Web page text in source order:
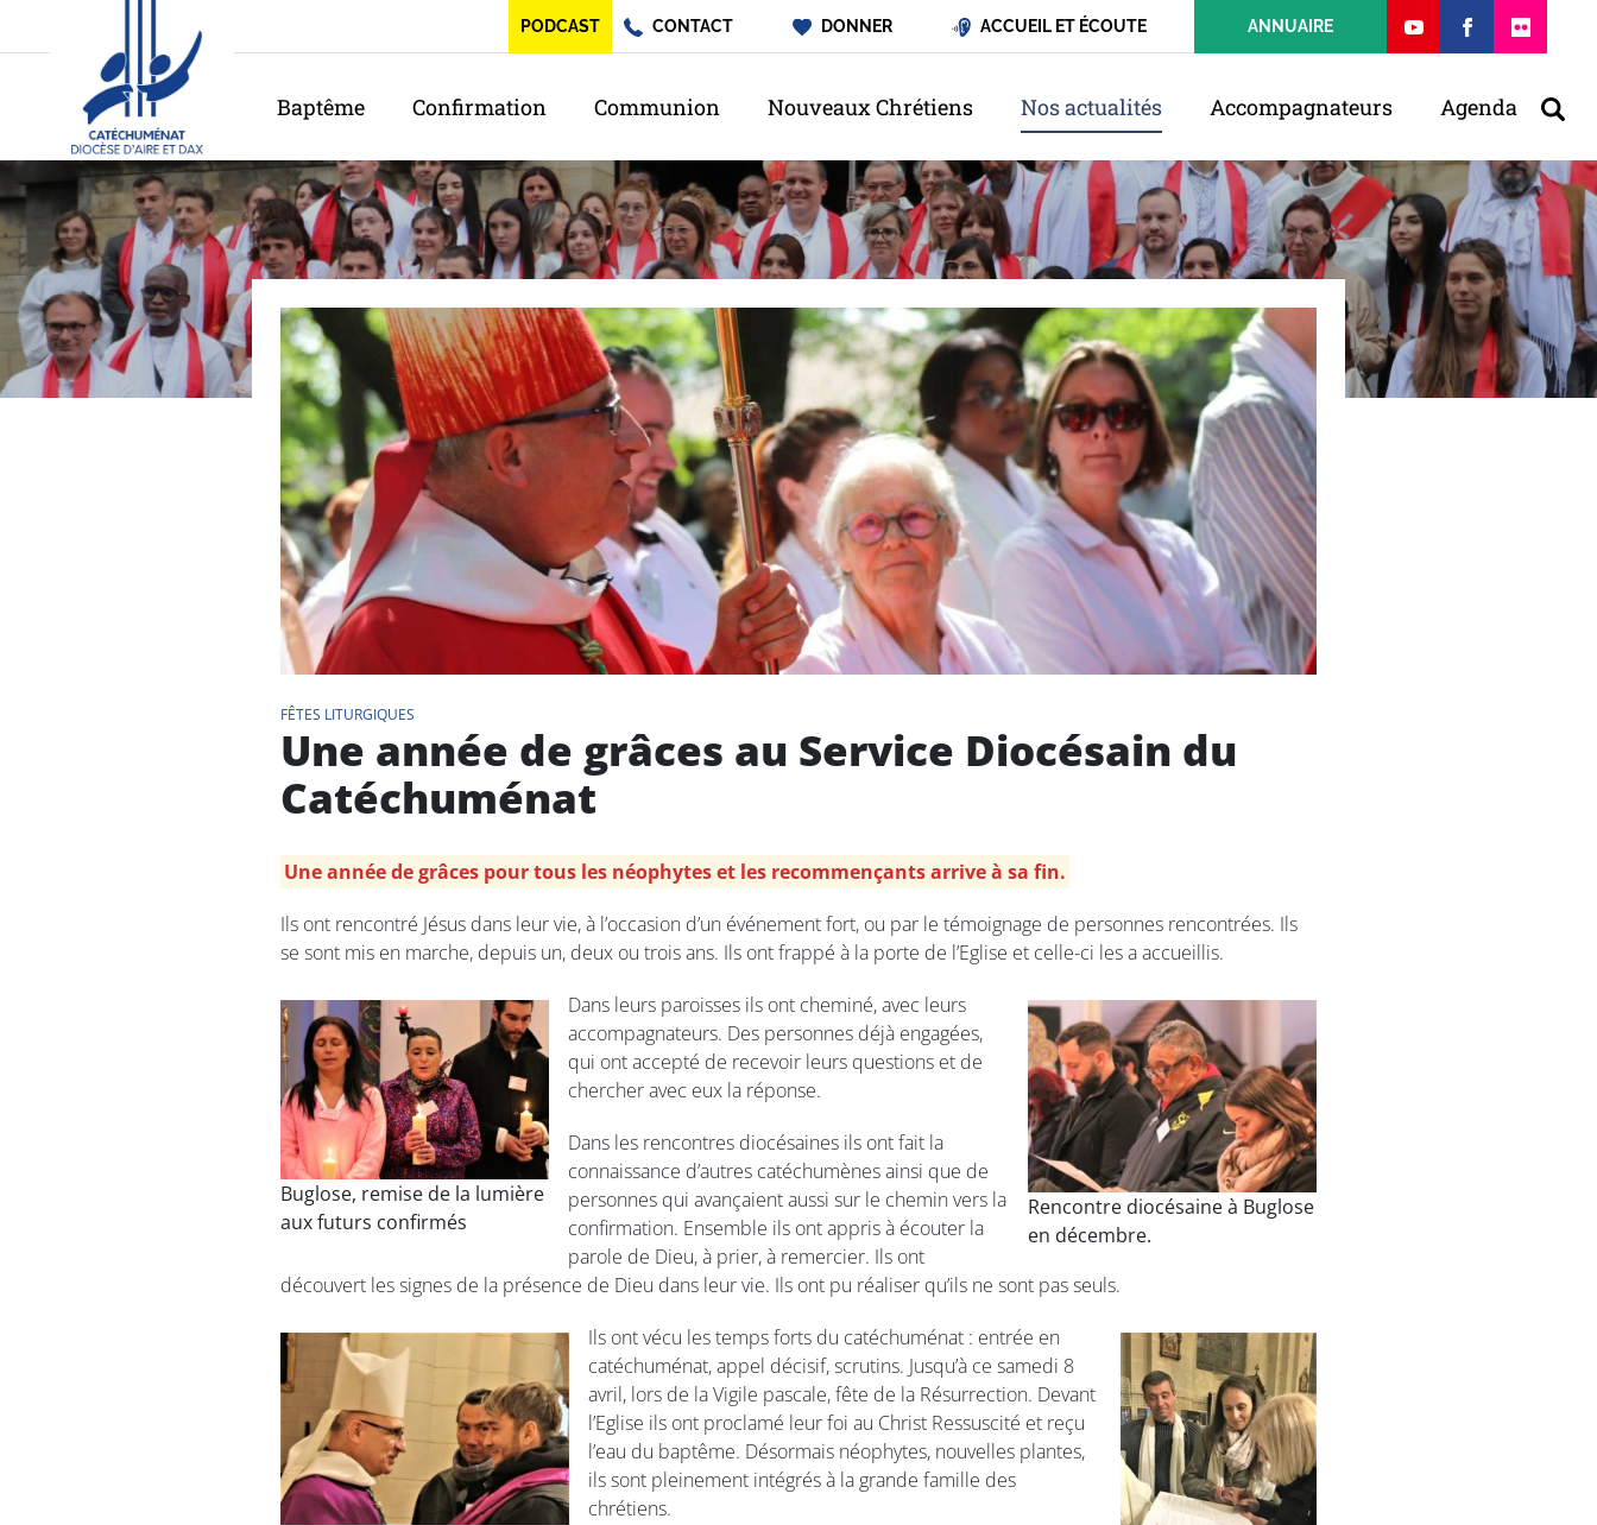
PODCAST CONTACT DONNER ACCUEIL ET ÉCOUTE ANNUAIRE
Baptême Confirmation Communion Nouveaux Chrétiens Nos actualités Accompagnateurs Agenda
FÊTES LITURGIQUES
Une année de grâces au Service Diocésain du
Catéchuménat
Une année de grâces pour tous les néophytes et les recommençants arrive à sa fin.
Ils ont rencontré Jésus dans leur vie, à l’occasion d’un événement fort, ou par le témoignage de personnes rencontrées. Ils
se sont mis en marche, depuis un, deux ou trois ans. Ils ont frappé à la porte de l’Eglise et celle-ci les a accueillis.
Buglose, remise de la lumière
aux futurs confirmés
Rencontre diocésaine à Buglose
en décembre.
Dans leurs paroisses ils ont cheminé, avec leurs
accompagnateurs. Des personnes déjà engagées,
qui ont accepté de recevoir leurs questions et de
chercher avec eux la réponse.
Dans les rencontres diocésaines ils ont fait la
connaissance d’autres catéchumènes ainsi que de
personnes qui avançaient aussi sur le chemin vers la
confirmation. Ensemble ils ont appris à écouter la
parole de Dieu, à prier, à remercier. Ils ont
découvert les signes de la présence de Dieu dans leur vie. Ils ont pu réaliser qu’ils ne sont pas seuls.
Ils ont vécu les temps forts du catéchuménat : entrée en
catéchuménat, appel décisif, scrutins. Jusqu’à ce samedi 8
avril, lors de la Vigile pascale, fête de la Résurrection. Devant
l’Eglise ils ont proclamé leur foi au Christ Ressuscité et reçu
l’eau du baptême. Désormais néophytes, nouvelles plantes,
ils sont pleinement intégrés à la grande famille des
chrétiens.